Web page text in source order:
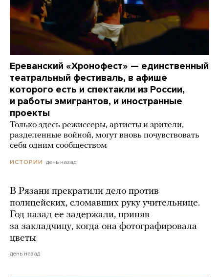
Ереванский «Хронофест» — единственный
театральный фестиваль, в афише
которого есть и спектакли из России,
и работы эмигрантов, и иностранные
проекты
Только здесь режиссеры, артисты и зрители,
разделенные войной, могут вновь почувствовать
себя одним сообществом
ИСТОРИИ день назад
В Рязани прекратили дело против
полицейских, сломавших руку учительнице.
Год назад ее задержали, приняв
за закладчицу, когда она фотографировала
цветы
день назад